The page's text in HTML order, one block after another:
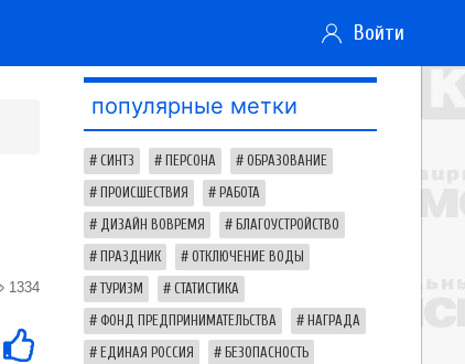
Войти
1334
популярные метки
СИНТЗ ПЕРСОНА ОБРАЗОВАНИЕ
ПРОИСШЕСТВИЯ РАБОТА
ДИЗАЙН ВОВРЕМЯ БЛАГОУСТРОЙСТВО
ПРАЗДНИК ОТКЛЮЧЕНИЕ ВОДЫ
ТУРИЗМ СТАТИСТИКА
ФОНД ПРЕДПРИНИМАТЕЛЬСТВА НАГРАДА
ЕДИНАЯ РОССИЯ БЕЗОПАСНОСТЬ